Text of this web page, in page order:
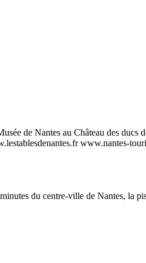
de Nantes au Château des
www.nantes-
du centre-ville de Nantes, la